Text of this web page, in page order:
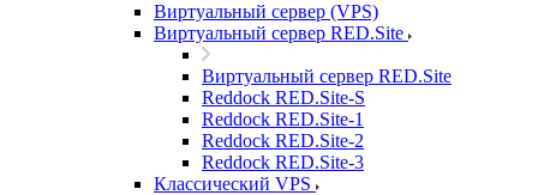
Виртуальный сервер (VPS)
Виртуальный сервер RED.Site
Виртуальный сервер RED.Site
Reddock RED.Site-S
Reddock RED.Site-1
Reddock RED.Site-2
Reddock RED.Site-3
Классический VPS